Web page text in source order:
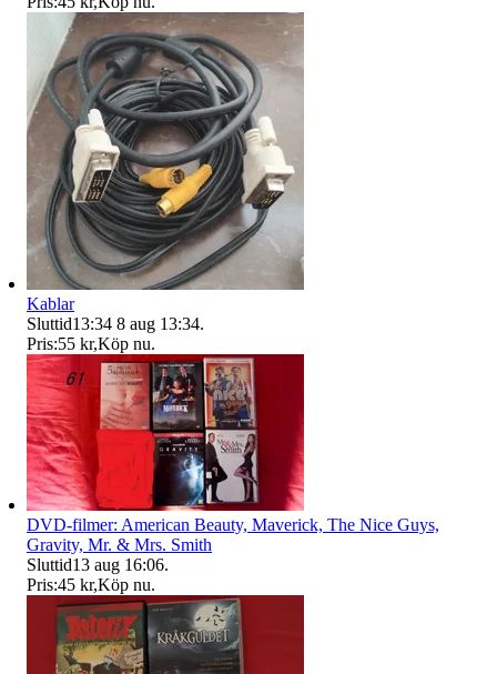
Kablar
Sluttid13:34 8 aug 13:34.
Pris:55 kr,Köp nu.
DVD-filmer: American Beauty, Maverick, The Nice Guys,
Gravity, Mr. & Mrs. Smith
Sluttid13 aug 16:06.
Pris:45 kr,Köp nu.